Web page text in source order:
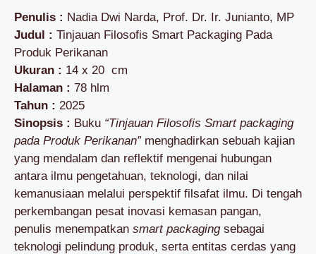
Penulis : Nadia Dwi Narda, Prof. Dr. Ir. Junianto, MP
Judul : Tinjauan Filosofis Smart Packaging Pada
Produk Perikanan
Ukuran : 14 x 20 cm
Halaman : 78 hlm
Tahun : 2025
Sinopsis : Buku “Tinjauan Filosofis Smart packaging
pada Produk Perikanan”menghadirkan sebuah kajian
yang mendalam dan reflektif mengenai hubungan
antara ilmu pengetahuan, teknologi, dan nilai
kemanusiaan melalui perspektif filsafat ilmu. Di tengah
perkembangan pesat inovasi kemasan pangan,
penulis menempatkan smart packagingsebagai
teknologi pelindung produk, serta entitas cerdas yang